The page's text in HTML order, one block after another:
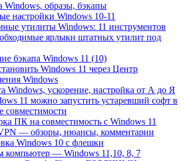
Windows, образы, бэкапы
настройки Windows 10-11
утилиты Windows: 11 инструментов
ярлыки штатных утилит под
бэкапа Windows 11 (10)
Windows 11 через Центр
Windows
Windows, ускорение, настройка от А до Я
11 можно запустить устаревший софт в
совместимости
ПК на совместимость с Windows 11
— обзоры, нюансы, комментарии
Windows 10 с флешки
компьютер — Windows 11,10, 8, 7